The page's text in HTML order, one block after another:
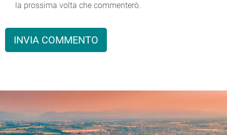
la prossima volta che commenterò.